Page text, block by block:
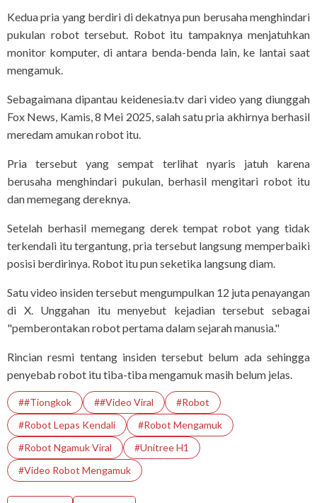
Kedua pria yang berdiri di dekatnya pun berusaha menghindari
pukulan robot tersebut. Robot itu tampaknya menjatuhkan
monitor komputer, di antara benda-benda lain, ke lantai saat
mengamuk.
Sebagaimana dipantau keidenesia.tv dari video yang diunggah
Fox News, Kamis, 8 Mei 2025, salah satu pria akhirnya berhasil
meredam amukan robot itu.
Pria tersebut yang sempat terlihat nyaris jatuh karena
berusaha menghindari pukulan, berhasil mengitari robot itu
dan memegang dereknya.
Setelah berhasil memegang derek tempat robot yang tidak
terkendali itu tergantung, pria tersebut langsung memperbaiki
posisi berdirinya. Robot itu pun seketika langsung diam.
Satu video insiden tersebut mengumpulkan 12 juta penayangan
di X. Unggahan itu menyebut kejadian tersebut sebagai
"pemberontakan robot pertama dalam sejarah manusia."
Rincian resmi tentang insiden tersebut belum ada sehingga
penyebab robot itu tiba-tiba mengamuk masih belum jelas.
##Tiongkok ##Video Viral
#robot
#Robot Lepas Kendali
#Robot Mengamuk
#Robot Ngamuk Viral
#Unitree H1
#Video Robot Mengamuk